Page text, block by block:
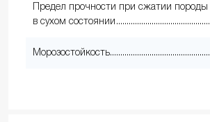
Предел прочности при сжатии породы
в сухом состоянии
Морозостойкость